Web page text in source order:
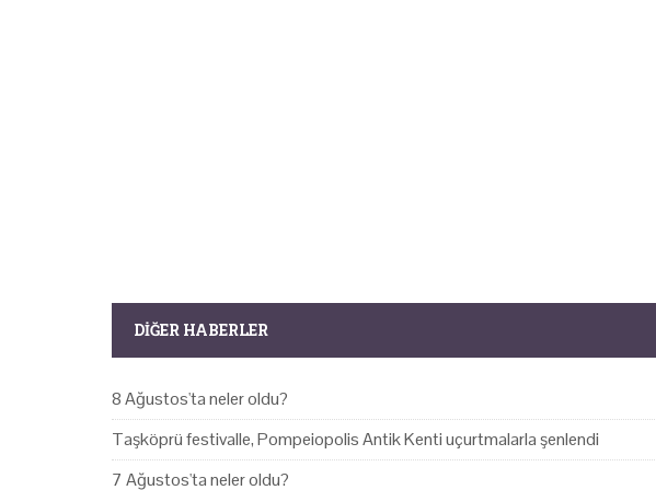
DIĞER HABERLER
8 Ağustos'ta neler oldu?
Taşköprü festivalle, Pompeiopolis Antik Kenti uçurtmalarla şenlendi
7 Ağustos'ta neler oldu?